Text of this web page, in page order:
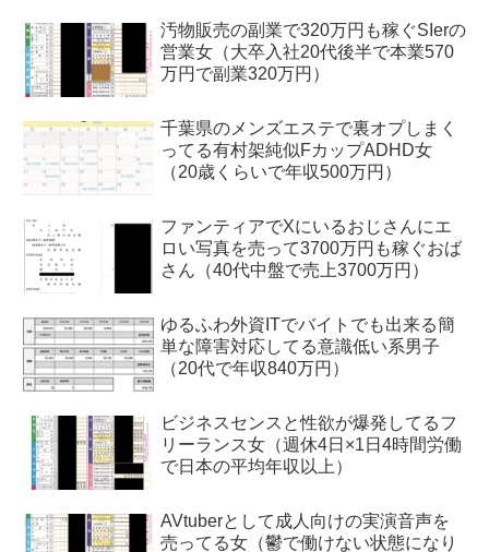
汚物販売の副業で320万円も稼ぐSIerの
営業女（大卒入社20代後半で本業570
万円で副業320万円）
千葉県のメンズエステで裏オプしまく
ってる有村架純似FカップADHD女
（20歳くらいで年収500万円）
ファンティアでXにいるおじさんにエ
ロい写真を売って3700万円も稼ぐおば
さん（40代中盤で売上3700万円）
ゆるふわ外資ITでバイトでも出来る簡
単な障害対応してる意識低い系男子
（20代で年収840万円）
ビジネスセンスと性欲が爆発してるフ
リーランス女（週休4日×1日4時間労働
で日本の平均年収以上）
AVtuberとして成人向けの実演音声を
売ってる女（鬱で働けない状態になり